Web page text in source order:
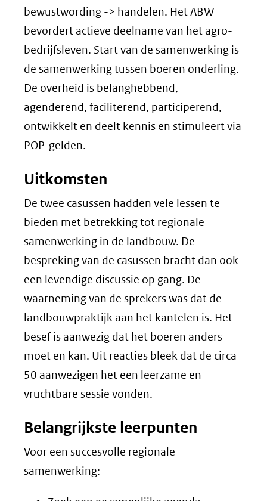
bewustwording -> handelen. Het ABW
bevordert actieve deelname van het agro-
bedrijfsleven. Start van de samenwerking is
de samenwerking tussen boeren onderling.
De overheid is belanghebbend,
agenderend, faciliterend, participerend,
ontwikkelt en deelt kennis en stimuleert via
POP-gelden.
Uitkomsten
De twee casussen hadden vele lessen te
bieden met betrekking tot regionale
samenwerking in de landbouw. De
bespreking van de casussen bracht dan ook
een levendige discussie op gang. De
waarneming van de sprekers was dat de
landbouwpraktijk aan het kantelen is. Het
besef is aanwezig dat het boeren anders
moet en kan. Uit reacties bleek dat de circa
50 aanwezigen het een leerzame en
vruchtbare sessie vonden.
Belangrijkste leerpunten
Voor een succesvolle regionale
samenwerking: